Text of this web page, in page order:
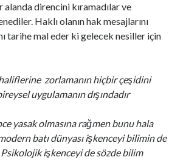
direncini kıramadılar ve
Haklı olanın hak mesajlarını
tarihe mal eder ki gelecek nesiller için
zorlamanın hiçbir çeşidini
uygulamanın dışındadır
yasak olmasına rağmen bunu hala
batı dünyası işkenceyi bilimin de
işkenceyi de sözde bilim